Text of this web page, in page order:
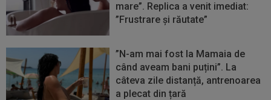
mare”. Replica a venit imediat:
”Frustrare și răutate”
”N-am mai fost la Mamaia de
când aveam bani puțini”. La
câteva zile distanță, antrenoarea
a plecat din țară